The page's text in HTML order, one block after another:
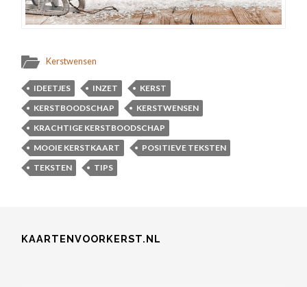
Kerstwensen
IDEETJES INZET
KERST
KERSTBOODSCHAP
KERSTWENSEN
KRACHTIGE KERSTBOODSCHAP
MOOIE KERSTKAART
POSITIEVE TEKSTEN
TEKSTEN
TIPS
KAARTENVOORKERST.NL